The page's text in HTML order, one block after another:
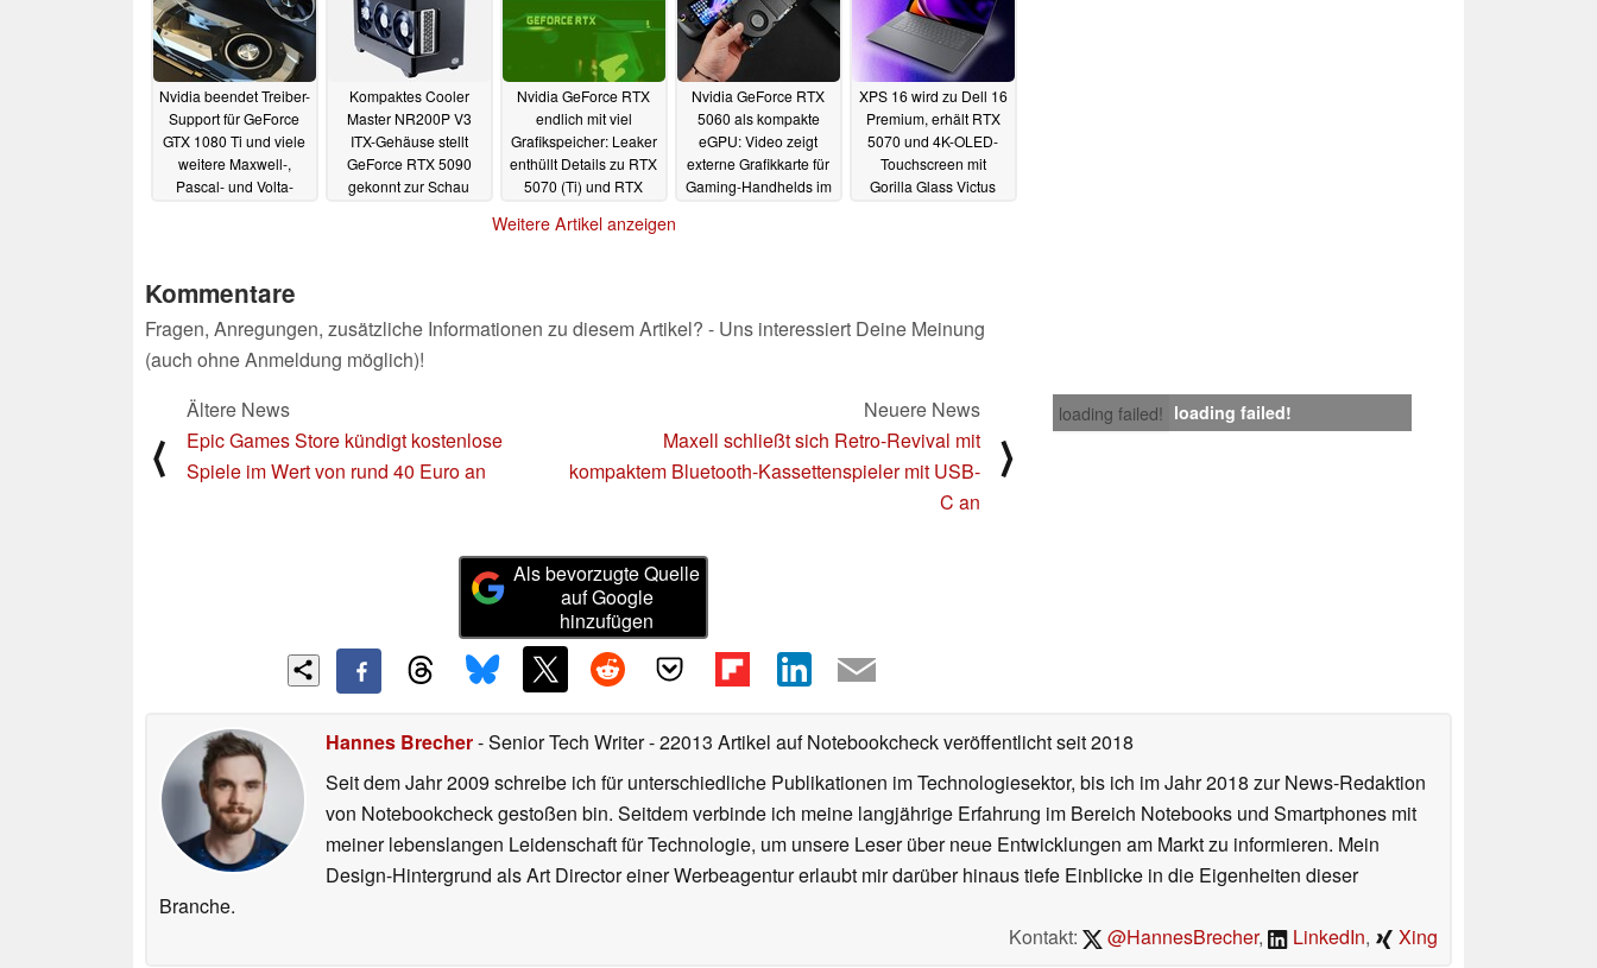
Nvidia beendet Treiber-
Support für GeForce
GTX 1080 Ti und viele
weitere Maxwell-,
Pascal- und Volta-
Kompaktes Cooler
Master NR200P V3
ITX-Gehäuse stellt
GeForce RTX 5090
gekonnt zur Schau
Nvidia GeForce RTX
endlich mit viel
Grafikspeicher: Leaker
enthüllt Details zu RTX
5070 (Ti) und RTX
Nvidia GeForce RTX
5060 als kompakte
eGPU: Video zeigt
externe Grafikkarte für
Gaming-Handhelds im
XPS 16 wird zu Dell 16
Premium, erhält RTX
5070 und 4K-OLED-
Touchscreen mit
Gorilla Glass Victus
Weitere Artikel anzeigen
Kommentare
Fragen, Anregungen, zusätzliche Informationen zu diesem Artikel? - Uns interessiert Deine Meinung
(auch ohne Anmeldung möglich)!
loading failed! loading failed!
⟨
Ältere News
Epic Games Store kündigt kostenlose
Spiele im Wert von rund 40 Euro an
Neuere News
Maxell schließt sich Retro-Revival mit
kompaktem Bluetooth-Kassettenspieler mit USB-
C an
⟩
Als bevorzugte Quelle
auf Google
hinzufügen
Hannes Brecher- Senior Tech Writer- 22013 Artikel auf Notebookcheck veröffentlichtseit 2018
Seit dem Jahr 2009 schreibe ich für unterschiedliche Publikationen im Technologiesektor, bis ich im Jahr 2018 zur News-Redaktion
von Notebookcheck gestoßen bin. Seitdem verbinde ich meine langjährige Erfahrung im Bereich Notebooks und Smartphones mit
meiner lebenslangen Leidenschaft für Technologie, um unsere Leser über neue Entwicklungen am Markt zu informieren. Mein
Design-Hintergrund als Art Director einer Werbeagentur erlaubt mir darüber hinaus tiefe Einblicke in die Eigenheiten dieser
Branche.
Kontakt:
@HannesBrecher, LinkedIn, Xing